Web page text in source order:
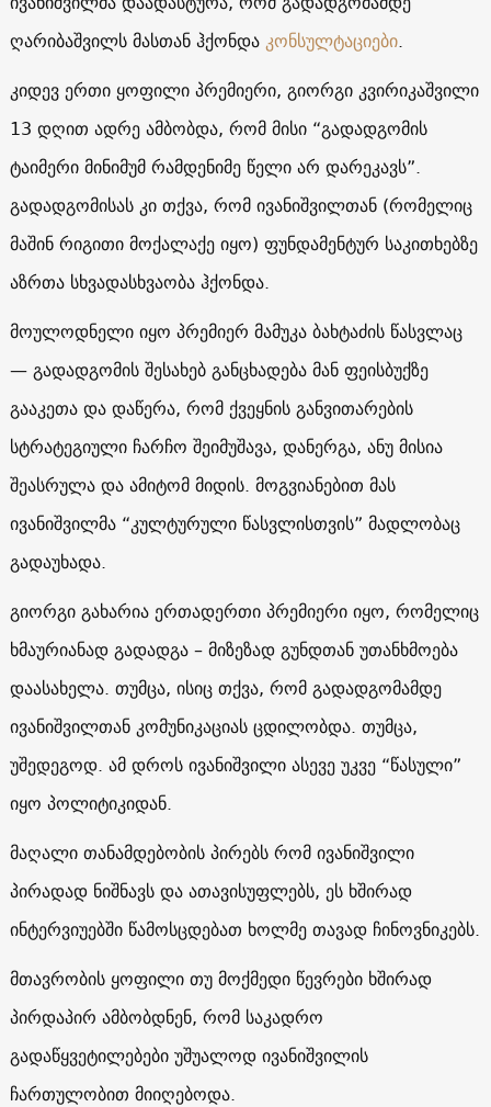
ღარიბაშვილს მასთან ჰქონდაკონსულტაციები.
კიდევ ერთი ყოფილი პრემიერი, გიორგი კვირიკაშვილი
13 დღით ადრე ამბობდა, რომ მისი “გადადგომის
ტაიმერი მინიმუმ რამდენიმე წელი არ დარეკავს”.
გადადგომისას კი თქვა, რომ ივანიშვილთან (რომელიც
მაშინ რიგითი მოქალაქე იყო) ფუნდამენტურ საკითხებზე
აზრთა სხვადასხვაობა ჰქონდა.
მოულოდნელი იყო პრემიერ მამუკა ბახტაძის წასვლაც
— გადადგომის შესახებ განცხადება მან ფეისბუქზე
გააკეთა და დაწერა, რომ ქვეყნის განვითარების
სტრატეგიული ჩარჩო შეიმუშავა, დანერგა, ანუ მისია
შეასრულა და ამიტომ მიდის. მოგვიანებით მას
ივანიშვილმა “კულტურული წასვლისთვის” მადლობაც
გადაუხადა.
გიორგი გახარია ერთადერთი პრემიერი იყო, რომელიც
ხმაურიანად გადადგა – მიზეზად გუნდთან უთანხმოება
დაასახელა. თუმცა, ისიც თქვა, რომ გადადგომამდე
ივანიშვილთან კომუნიკაციას ცდილობდა. თუმცა,
უშედეგოდ. ამ დროს ივანიშვილი ასევე უკვე “წასული”
იყო პოლიტიკიდან.
მაღალი თანამდებობის პირებს რომ ივანიშვილი
პირადად ნიშნავს და ათავისუფლებს, ეს ხშირად
ინტერვიუებში წამოსცდებათ ხოლმე თავად ჩინოვნიკებს.
მთავრობის ყოფილი თუ მოქმედი წევრები ხშირად
პირდაპირ ამბობდნენ, რომ საკადრო
გადაწყვეტილებები უშუალოდ ივანიშვილის
ჩართულობით მიიღებოდა.